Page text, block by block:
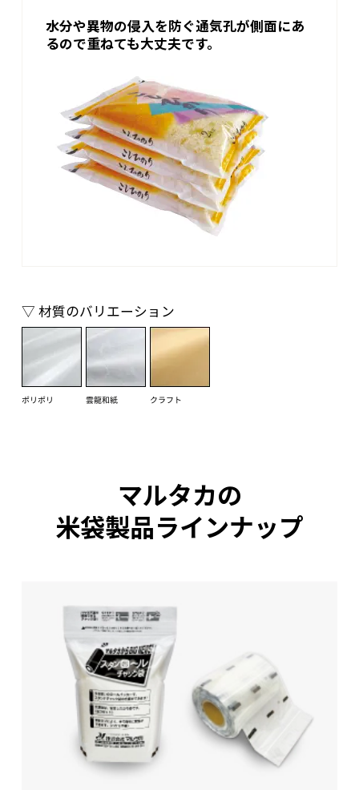
水分や異物の侵入を防ぐ通気孔が側面にあ
るので重ねても大丈夫です。
▽ 材質のバリエーション
マルタカの
米袋製品ラインナップ